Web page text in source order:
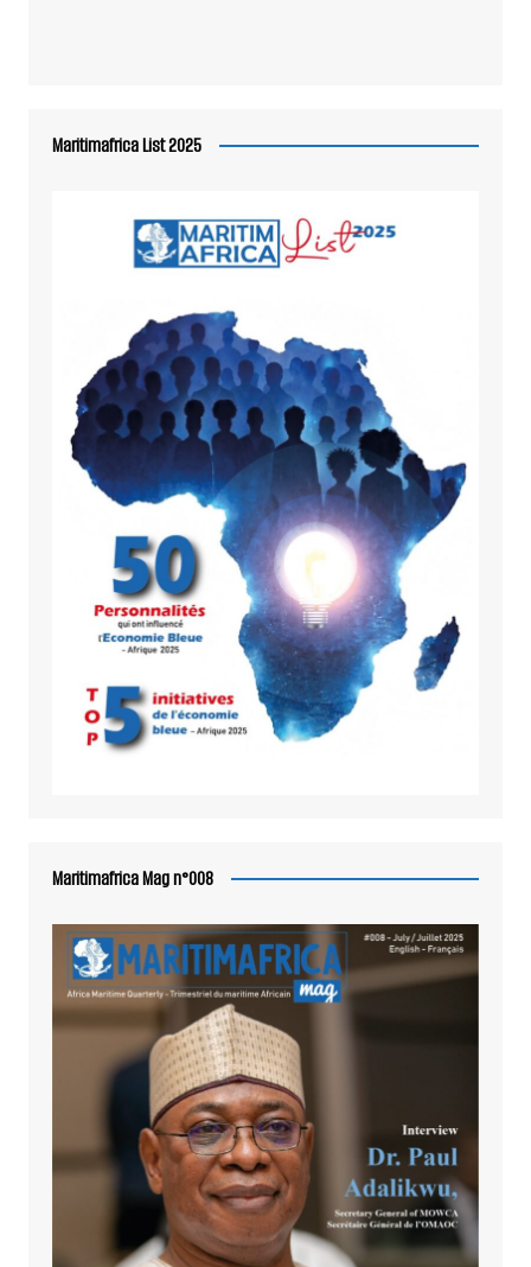
Maritimafrica List 2025
Maritimafrica Mag n°008